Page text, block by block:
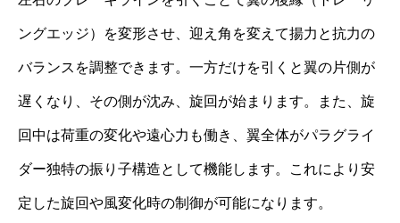
ングエッジ）を変形させ、迎え角を変えて揚力と抗力の
バランスを調整できます。一方だけを引くと翼の片側が
遅くなり、その側が沈み、旋回が始まります。また、旋
回中は荷重の変化や遠心力も働き、翼全体がパラグライ
ダー独特の振り子構造として機能します。これにより安
定した旋回や風変化時の制御が可能になります。